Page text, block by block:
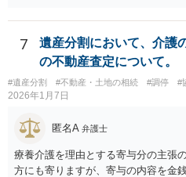
7
遺産分割において、介護
の不動産査定について。
#遺産分割 #不動産・土地の相続 #調停 #
2026年1月7日
匿名A 弁護士
療養介護を理由とする寄与分の主張
方にも寄りますが、寄与の内容を金